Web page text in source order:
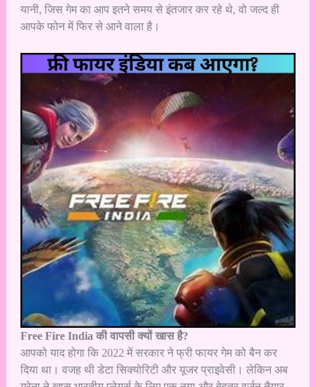
यानी, जिस गेम का आप इतने समय से इंतजार कर रहे थे, वो जल्द ही
आपके फोन में फिर से आने वाला है।
Free Fire India की वापसी क्यों खास है?
आपको याद होगा कि 2022 में सरकार ने फ्री फायर गेम को बैन कर
दिया था। वजह थी डेटा सिक्योरिटी और यूजर प्राइवेसी। लेकिन अब